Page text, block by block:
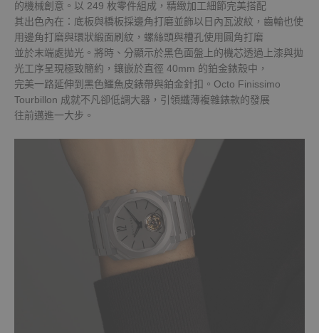
的機械創意。以 249 枚零件組成，精緻加工細節完美搭配
其出色內在：底板與橋板採邊角打磨並飾以日內瓦波紋，齒輪也使
用邊角打磨與環狀緞面刷紋，螺絲頭與槽孔使用圓角打磨
並於末端處拋光。將時、分顯示於黑色面盤上的機芯透過上漆與拋
光工序呈現極致簡約，鑲嵌於直徑 40mm 的鉑金錶殼中，
完美一路延伸到黑色鱷魚皮錶帶與鉑金針扣。Octo Finissimo
Tourbillon 成就不凡卻低調大器，引領纖薄複雜錶款的發展
往前邁進一大步。